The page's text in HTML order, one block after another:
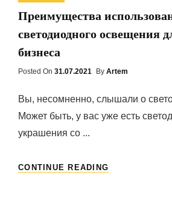
Преимущества
светодиодного освещения
бизнеса
Posted On Posted
31.07.2021 By Artem
Вы, несомненно, слышали о
Может быть, у вас уже есть
украшения со ...
CONTINUE READING